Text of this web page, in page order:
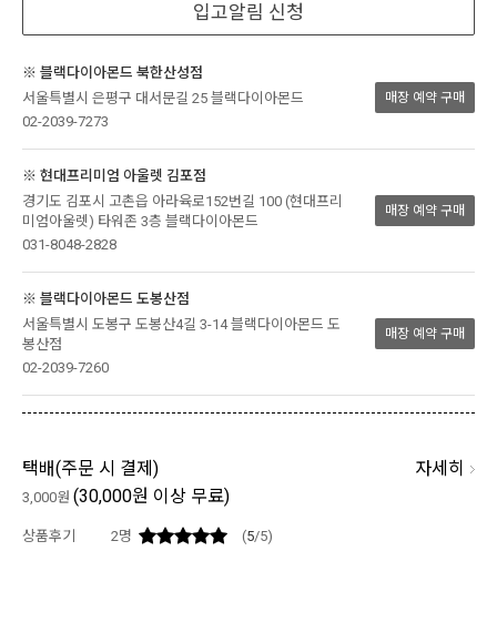
입고알림 신청
※ 블랙다이아몬드 북한산성점
서울특별시 은평구 대서문길 25 블랙다이아몬드
02-2039-7273
매장 예약 구매
※ 현대프리미엄 아울렛 김포점
경기도 김포시 고촌읍 아라육로152번길 100 (현대프리
미엄아울렛) 타워존 3층 블랙다이아몬드
031-8048-2828
매장 예약 구매
※ 블랙다이아몬드 도봉산점
서울특별시 도봉구 도봉산4길 3-14 블랙다이아몬드 도
봉산점
02-2039-7260
매장 예약 구매
택배(주문 시 결제 ) 자세히
3,000원 (30,000원 이상 무료)
상품후기 2명 (5/5)